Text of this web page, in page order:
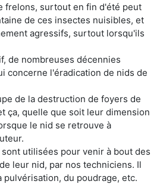
frelons, surtout en fin d'été peut
de ces insectes nuisibles, et
agressifs, surtout lorsqu'ils
de nombreuses décennies
concerne l'éradication de nids de
de la destruction de foyers de
ça, quelle que soit leur dimension
le nid se retrouve à
utilisées pour venir à bout des
leur nid, par nos techniciens. Il
pulvérisation, du poudrage, etc.